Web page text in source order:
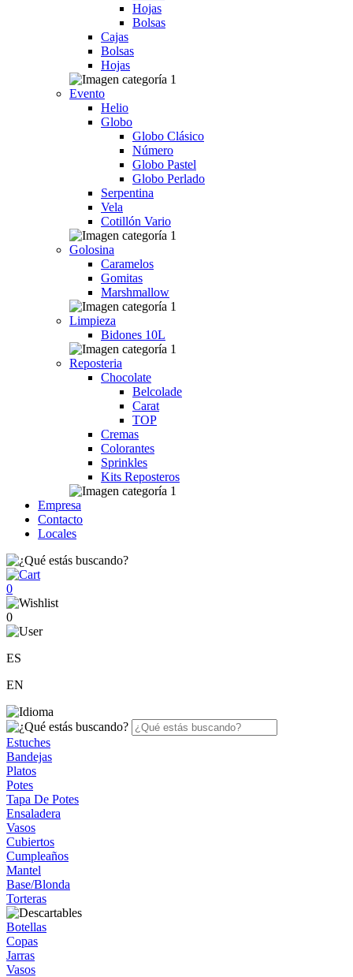
Hojas
Bolsas
Cajas
Bolsas
Hojas
Evento
Helio
Globo
Globo Clásico
Número
Globo Pastel
Globo Perlado
Serpentina
Vela
Cotillón Vario
Golosina
Caramelos
Gomitas
Marshmallow
Limpieza
Bidones 10L
Reposteria
Chocolate
Belcolade
Carat
TOP
Cremas
Colorantes
Sprinkles
Kits Reposteros
Empresa
Contacto
Locales
0
0
ES
EN
Estuches
Bandejas
Platos
Potes
Tapa De Potes
Ensaladera
Vasos
Cubiertos
Cumpleaños
Mantel
Base/Blonda
Torteras
Botellas
Copas
Jarras
Vasos